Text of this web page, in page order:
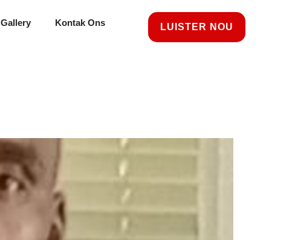
Gallery Kontak Ons LUISTER NOU